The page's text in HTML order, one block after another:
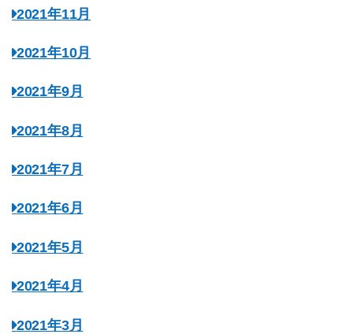
2021年11月
2021年10月
2021年9月
2021年8月
2021年7月
2021年6月
2021年5月
2021年4月
2021年3月